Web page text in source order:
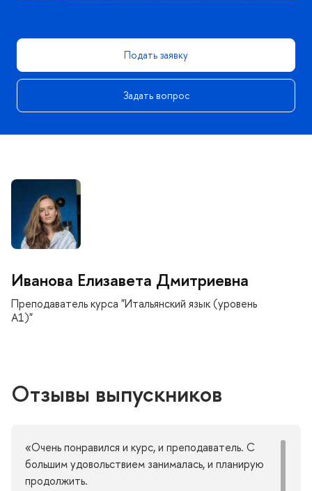
Подать заявку
Задать вопрос
Иванова Елизавета Дмитриевна
Преподаватель курса "Итальянский язык (уровень
А1)"
Отзывы выпускнико
«Очень понравился и курс, и преподаватель. С
ольшим удовольствием занималась, и планирую
продолжить.